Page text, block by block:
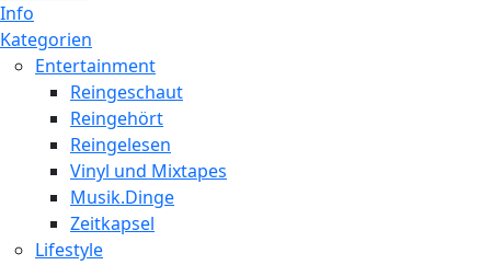
Info
Kategorien
Entertainment
Reingeschaut
Reingehört
Reingelesen
Vinyl und Mixtapes
Musik.Dinge
Zeitkapsel
Lifestyle